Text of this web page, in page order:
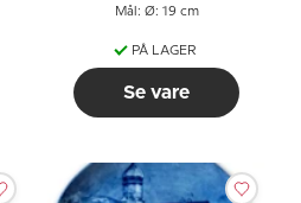
Mål: Ø: 19 cm
PÅ LAGER
Se vare